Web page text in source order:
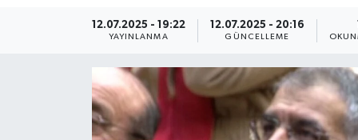
12.07.2025 - 19:22
YAYINLANMA
12.07.2025 - 20:16
GÜNCELLEME
SİYASET
SAĞLIK
Haber Arşivi